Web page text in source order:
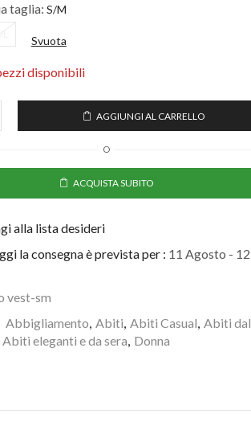
taglia:
Svuota
disponibili
AGGIUNGI AL CARRELLO
O
ACQUISTA SUBITO
alla lista desideri
la consegna è prevista per : 11 Agosto - 12
vest-sm
Abbigliamento Abiti Abiti Casual Abiti dal
Abiti eleganti e da sera Donna